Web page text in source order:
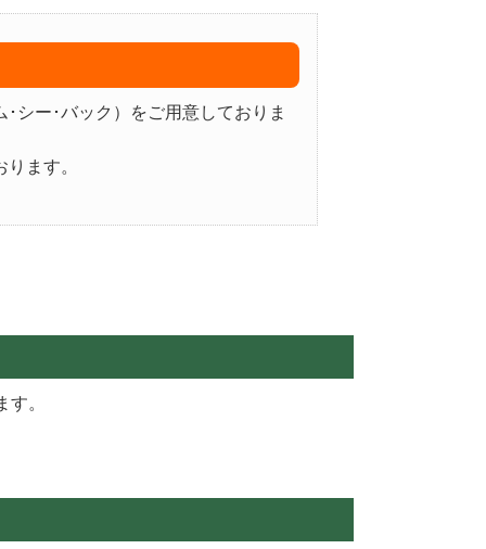
シー･バック）をご用意しておりま
ます。
。